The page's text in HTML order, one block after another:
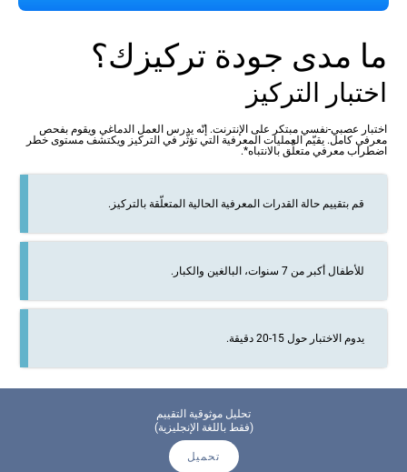
ما مدى جودة تركيزك؟
اختبار التركيز
اختبار عصبي-نفسي مبتكر على الإنترنت. إنّه يدرس العمل الدماغي ويقوم بفحص
معرفي كامل. يقيّم العمليات المعرفية التي تؤثّر في التركيز ويكتشف مستوى خطر
اضطراب معرفي متعلّق بالانتباه*.
قم بتقييم حالة القدرات المعرفية الحالية المتعلّقة بالتركيز.
للأطفال أكبر من 7 سنوات، البالغين والكبار.
يدوم الاختبار حول 15-20 دقيقة.
تحليل موثوقية التقييم
(فقط باللغة الإنجليزية)
تحميل